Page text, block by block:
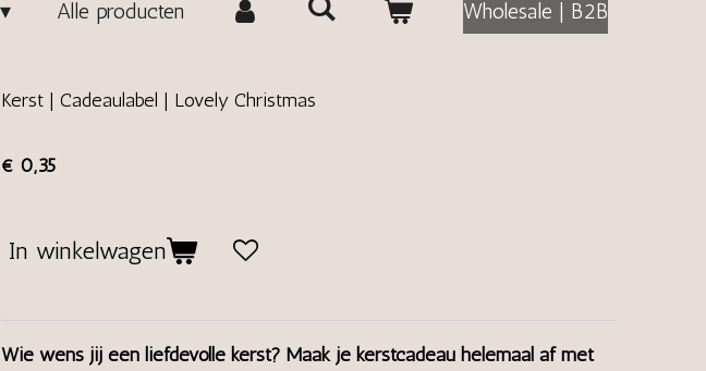
Alle producten Wholesale | B2B
Kerst | Cadeaulabel | Lovely Christmas
€ 0,35
In winkelwagen
Wie wens jij een liefdevolle kerst? Maak je kerstcadeau helemaal af met